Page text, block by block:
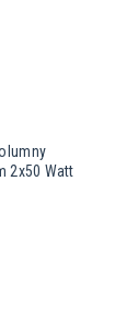
2x50 Watt